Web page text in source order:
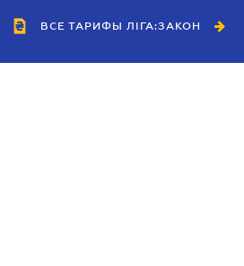
ВСЕ ТАРИФЫ ЛІГА:ЗАКОН